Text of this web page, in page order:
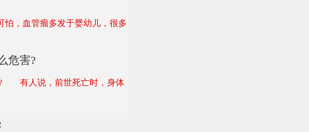
，血管瘤多发于婴幼儿，很多
危害?
有人说，前世死亡时，身体